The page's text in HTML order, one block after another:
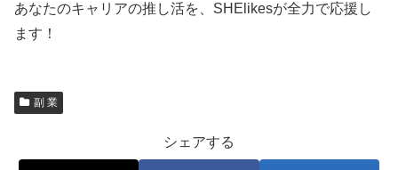
あなたのキャリアの推し活を、SHElikesが全力で応援し
ます！
副 業
シェアする